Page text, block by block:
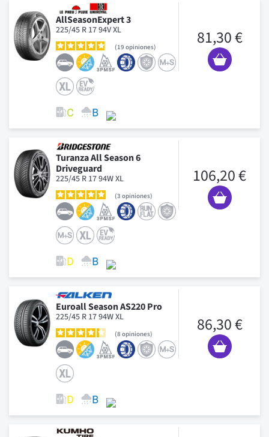
AllSeasonExpert 3
225/45 R 17 94V XL
19 opiniones 81,30 €
Turanza All Season 6
Driveguard
225/45 R 17 94W XL
3 opiniones
106,20 €
Euroall Season AS220 Pro
225/45 R 17 94W XL
8 opiniones 86,30 €